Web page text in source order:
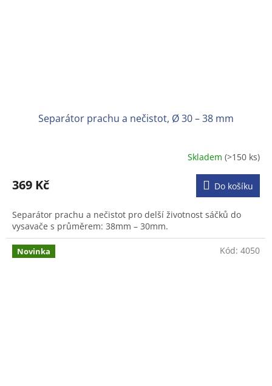
Separátor prachu a nečistot, Ø 30 – 38 mm
produktu
je
z
5
hvězdiček.
Skladem(>150 ks)
369 Kč Do košíku
Separátor prachu a nečistot pro delší životnost sáčků do
vysavače s průměrem: 38mm – 30mm.
Novinka Kód: 4050